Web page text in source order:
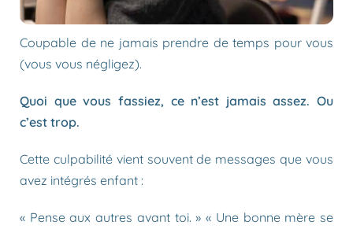
Coupable de ne jamais prendre de temps pour vous
(vous vous négligez).
Quoi que vous fassiez, ce n’est jamais assez. Ou
c’est trop.
Cette culpabilité vient souvent de messages que vous
avez intégrés enfant :
« Pense aux autres avant toi. » « Une bonne mère se